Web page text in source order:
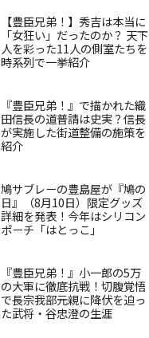
【豊臣兄弟！】秀吉は本当に
「女狂い」だったのか？ 天下
人を彩った11人の側室たちを
時系列で一挙紹介
『豊臣兄弟！』で描かれた織
田信長の道普請は史実？信長
が実施した街道整備の施策を
紹介
鳩サブレーの豊島屋が『鳩の
日』（8月10日）限定グッズ
詳細を発表！今年はシリコン
ポーチ「はとっこ」
『豊臣兄弟！』小一郎の5万
の大軍に徹底抗戦！切腹覚悟
で長宗我部元親に降伏を迫っ
た武将・谷忠澄の生涯